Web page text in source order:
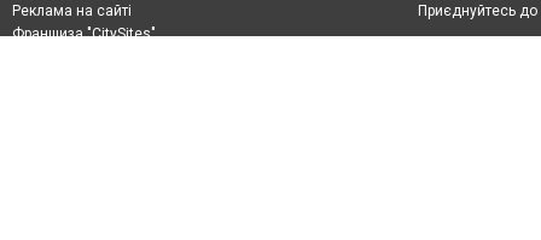
Реклама на сайті
Франшиза "CitySites"
Приєднуйтесь до